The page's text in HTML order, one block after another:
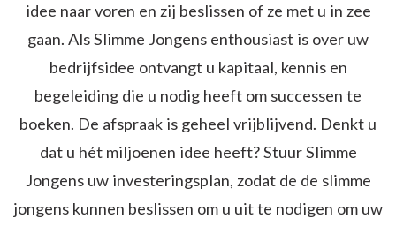
idee naar voren en zij beslissen of ze met u in zee
gaan. Als Slimme Jongens enthousiast is over uw
bedrijfsidee ontvangt u kapitaal, kennis en
begeleiding die u nodig heeft om successen te
boeken. De afspraak is geheel vrijblijvend. Denkt u
dat u hét miljoenen idee heeft? Stuur Slimme
Jongens uw investeringsplan, zodat de de slimme
jongens kunnen beslissen om u uit te nodigen om uw